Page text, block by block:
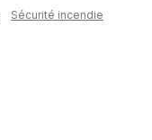
Sécurité incendie